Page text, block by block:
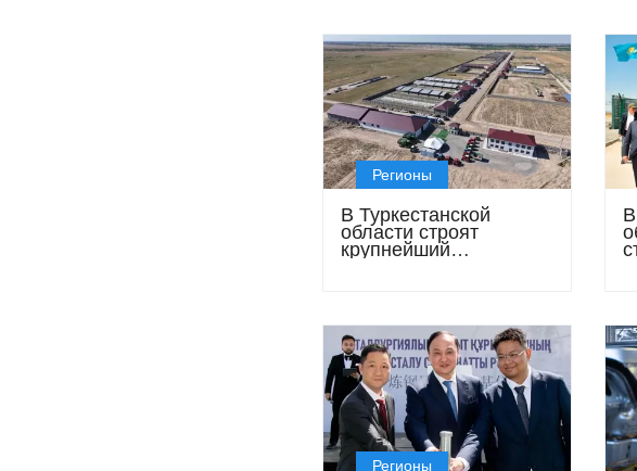
Регионы
В Туркестанской
области строят
крупнейший
Регионы